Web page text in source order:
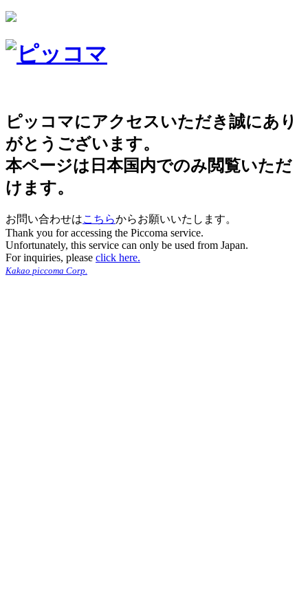
ピッコマにアクセスいただき誠にあり
がとうございます。
本ページは日本国内でのみ閲覧いただ
けます。
お問い合わせはこちらからお願いいたします。
Thank you for accessing the Piccoma service.
Unfortunately, this service can only be used from Japan.
For inquiries, please click here.
Kakao piccoma Corp.